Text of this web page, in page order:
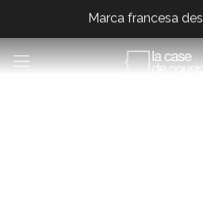
Marca francesa
Marca francesa
Marca francesa
Marca francesa